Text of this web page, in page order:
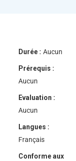
Durée : Aucun
Prérequis :
Aucun
Evaluation :
Aucun
Langues :
Français
Conforme aux